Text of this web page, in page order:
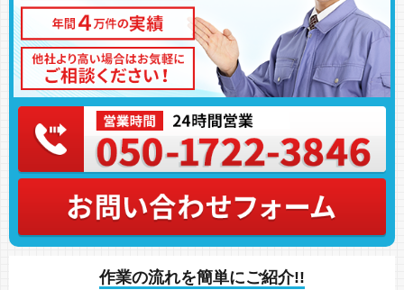
作業の流れを簡単にご紹介!!